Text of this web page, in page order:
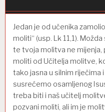
Jedan je od učenika
moliti“ (usp. Lk 11,1).
te tvoja molitva ne mijenja,
moliti od Učitelja molitve,
tako jasna u silnim riječima
susrećemo osamljenog
treba biti i naš učitelj
pozvani moliti, ali im je